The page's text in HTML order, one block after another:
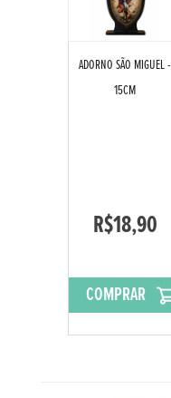
ADORNO SÃO MIGUEL -
15CM
R$18,90
COMPRAR